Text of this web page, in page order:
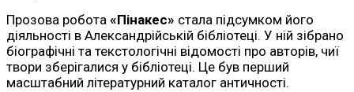
Прозова робота «Пінакес» стала підсумком його
діяльності в Александрійській бібліотеці. У ній зібрано
біографічні та текстологічні відомості про авторів, чиї
твори зберігалися у бібліотеці. Це був перший
масштабний літературний каталог античності.